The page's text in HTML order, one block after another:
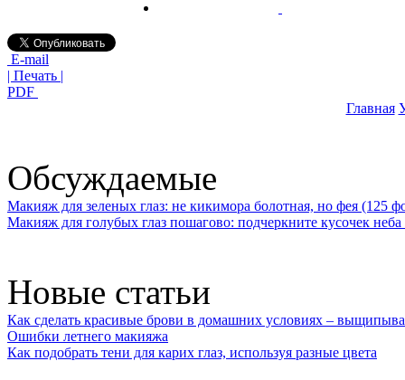
E-mail
| Печать |
PDF
Главная
Обсуждаемые
Макияж для зеленых глаз: не кикимора болотная, но фея (125
Макияж для голубых глаз пошагово: подчеркните кусочек
Новые статьи
Как сделать красивые брови в домашних условиях –
Ошибки летнего макияжа
Как подобрать тени для карих глаз, используя разные цвета